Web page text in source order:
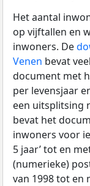
Het aantal
op vijftallen en
inwoners. De
Venen bevat
document met
per levensjaar
een uitsplitsing
bevat het
inwoners voor
5 jaar’ tot en
(numerieke)
van 1998 tot en